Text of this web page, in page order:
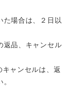
た場合は、２日以
返品、キャンセル
ャンセルは、返